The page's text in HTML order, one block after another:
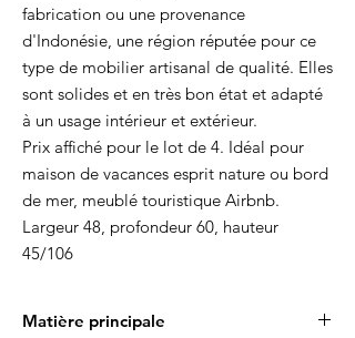
fabrication ou une provenance
d'Indonésie, une région réputée pour ce
type de mobilier artisanal de qualité. Elles
sont solides et en très bon état et adapté
à un usage intérieur et extérieur.
Prix affiché pour le lot de 4. Idéal pour
maison de vacances esprit nature ou bord
de mer, meublé touristique Airbnb.
Largeur 48, profondeur 60, hauteur
45/106
Matière principale